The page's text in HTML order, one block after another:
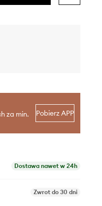
za min.
Pobierz APP
Dostawa nawet w 24h
Zwrot do 30 dni